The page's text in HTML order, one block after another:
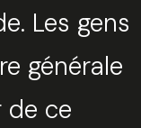
Les gens
générale
de ce